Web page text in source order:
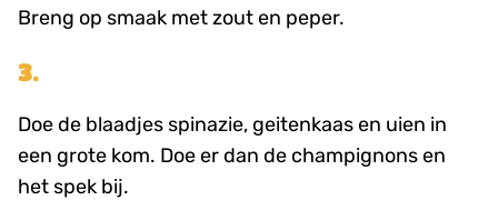
Breng op smaak met zout en peper.
3.
Doe de blaadjes spinazie, geitenkaas en uien in
een grote kom. Doe er dan de champignons en
het spek bij.